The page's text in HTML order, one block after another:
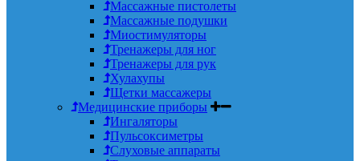
Массажные пистолеты
Массажные подушки
Миостимуляторы
Тренажеры для ног
Тренажеры для рук
Хулахупы
Щетки массажеры
Медицинские приборы
Ингаляторы
Пульсоксиметры
Слуховые аппараты